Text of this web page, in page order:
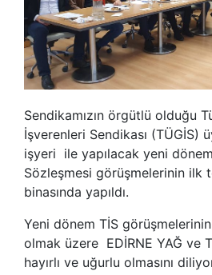
Sendikamızın örgütlü olduğu
İşverenleri Sendikası (TÜGİS)
işyeri ile yapılacak yeni
Sözleşmesi görüşmelerinin ilk
binasında yapıldı.
Yeni dönem TİS
olmak üzere EDİRNE YAĞ ve
hayırlı ve uğurlu olmasını